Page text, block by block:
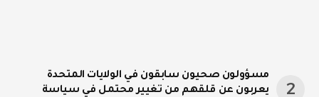
مسؤولون صحيون سابقون في الولايات المتحدة
يعربون عن قلقهم من تغيير محتمل في سياسة